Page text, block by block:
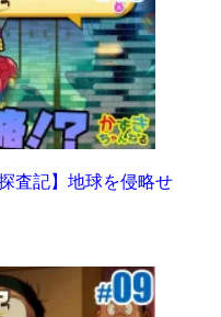
査記】地球を侵略せ